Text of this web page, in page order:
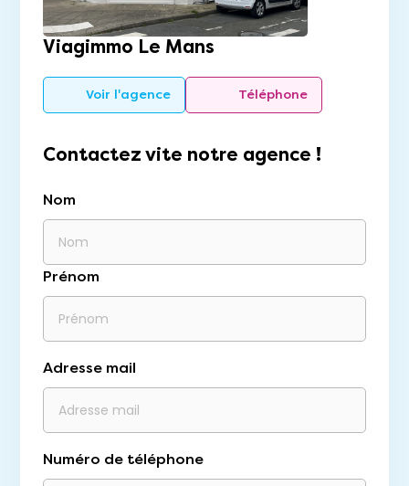
Viagimmo Le Mans
Voir l'agence Téléphone
Contactez vite notre agence !
Nom
Prénom
Adresse mail
Numéro de téléphone